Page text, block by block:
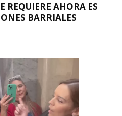
REQUIERE AHORA ES
BARRIALES